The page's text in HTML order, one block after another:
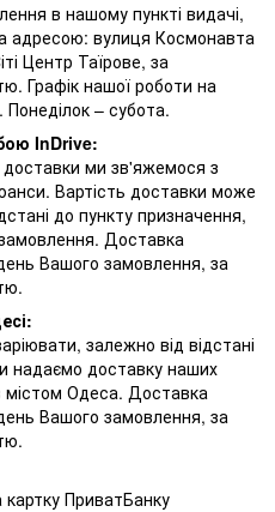
в нашому пункті видачі,
адресою: вулиця Космонавта
Центр Таїрове, за
Графік нашої роботи на
Понеділок – субота.
InDrive:
доставки ми зв'яжемося з
Вартість доставки може
до пункту призначення,
Доставка
Вашого замовлення, за
залежно від відстані
надаємо доставку наших
містом Одеса. Доставка
Вашого замовлення, за
ПриватБанку